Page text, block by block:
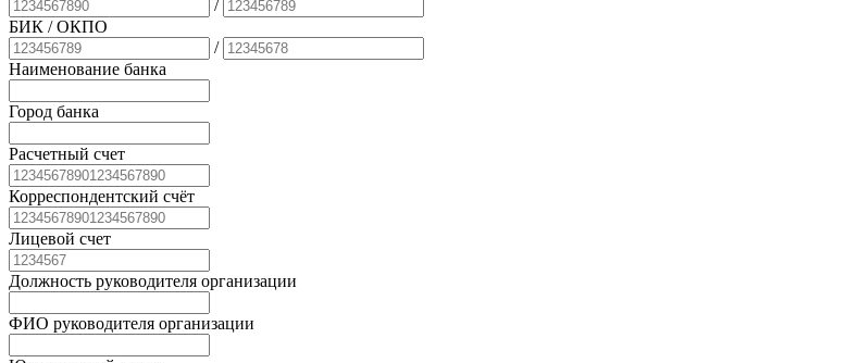
/
БИК / ОКПО
/
Наименование банка
Город банка
Расчетный счет
Корреспондентский счёт
Лицевой счет
Должность руководителя организации
ФИО руководителя организации